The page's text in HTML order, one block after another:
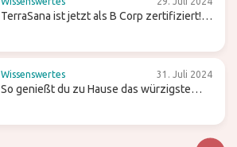
TerraSana ist jetzt als B Corp zertifiziert!
Wissenswertes 31. Juli 2024
So genießt du zu Hause das würzigste